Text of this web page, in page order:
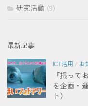
研究活動 (9)
最新記事
ICT活用 / お
『撮って
を企画・
ト）